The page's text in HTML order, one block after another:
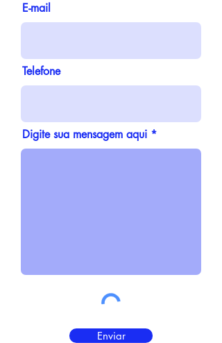
E-mail
Telefone
Digite sua mensagem aqui
Enviar